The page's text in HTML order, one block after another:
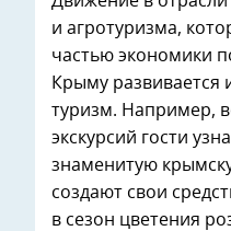
и агротуризма,
частью экономики
Крыму
туризм. Например,
экскурсий гости
знаменитую
создают свои
в сезон цветения